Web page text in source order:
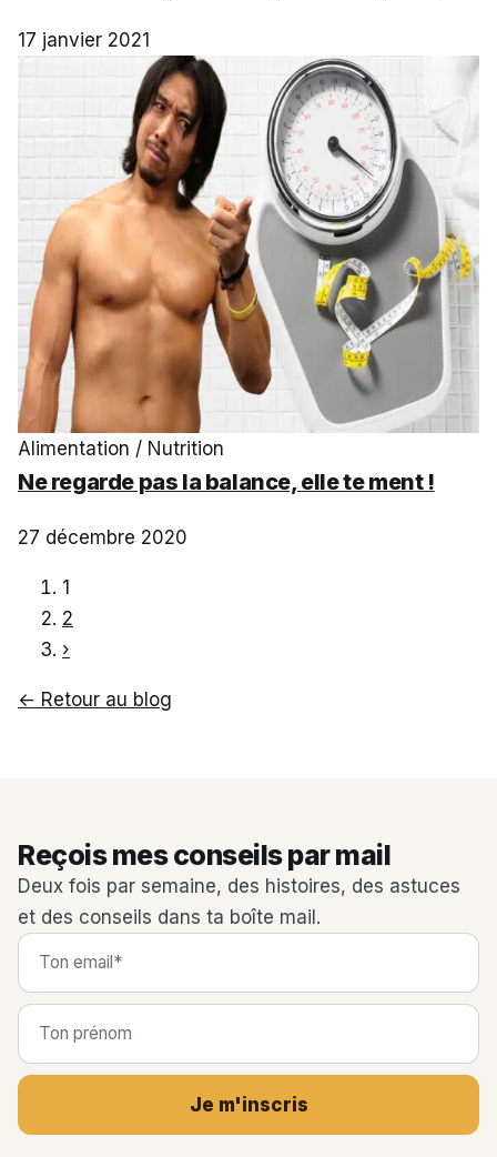
17 janvier 2021
Alimentation / Nutrition
Ne regarde pas la balance, elle te ment !
27 décembre 2020
1
2
›
← Retour au blog
Reçois mes conseils par mail
Deux fois par semaine, des histoires, des astuces
et des conseils dans ta boîte mail.
Je m'inscris